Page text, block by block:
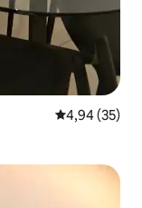
Évaluation
4,94 (35)